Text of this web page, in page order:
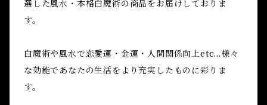
選した風水・本格白魔術の商品をお届けしておりま
す。
白魔術や風水で恋愛運・金運・人間関係向上etc...様々
な効能であなたの生活をより充実したものに彩りま
す。